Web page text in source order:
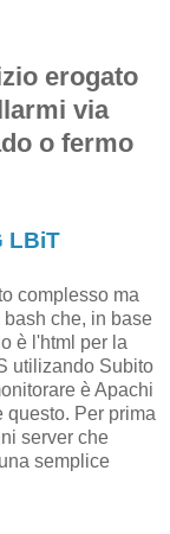
erogato
via
o fermo
LBiT
complesso ma
che, in base
è l'html per la
utilizando Subito
è Apachi
questo. Per prima
server che
semplice